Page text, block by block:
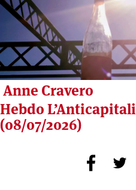
Anne Cravero
Hebdo
(08/07/2026)